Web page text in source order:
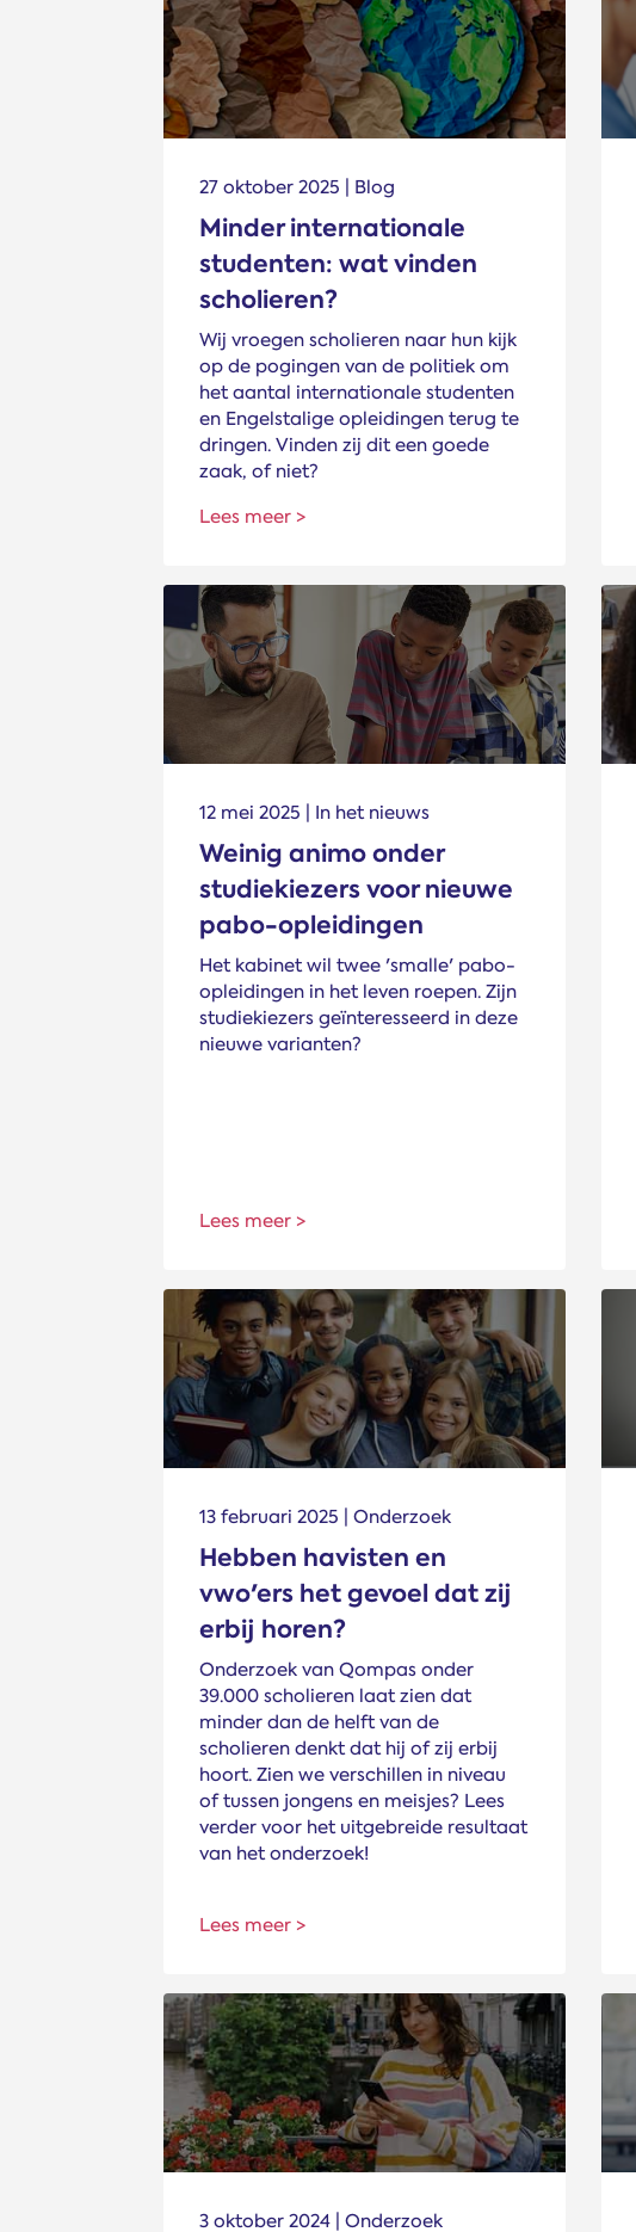
27 oktober 2025 | Blog
Minder internationale
studenten: wat vinden
scholieren?
Wij vroegen scholieren naar hun kijk
op de pogingen van de politiek om
het aantal internationale studenten
en Engelstalige opleidingen terug te
dringen. Vinden zij dit een goede
zaak, of niet?
Lees meer >
12 mei 2025 | In het nieuws
Weinig animo onder
studiekiezers voor nieuwe
pabo-opleidingen
Het kabinet wil twee 'smalle' pabo-
opleidingen in het leven roepen. Zijn
studiekiezers geïnteresseerd in deze
nieuwe varianten?
Lees meer >
13 februari 2025 | Onderzoek
Hebben havisten en
vwo'ers het gevoel dat zij
erbij horen?
Onderzoek van Qompas onder
39.000 scholieren laat zien dat
minder dan de helft van de
scholieren denkt dat hij of zij erbij
hoort. Zien we verschillen in niveau
of tussen jongens en meisjes? Lees
verder voor het uitgebreide resultaat
van het onderzoek!
Lees meer >
3 oktober 2024 | Onderzoek